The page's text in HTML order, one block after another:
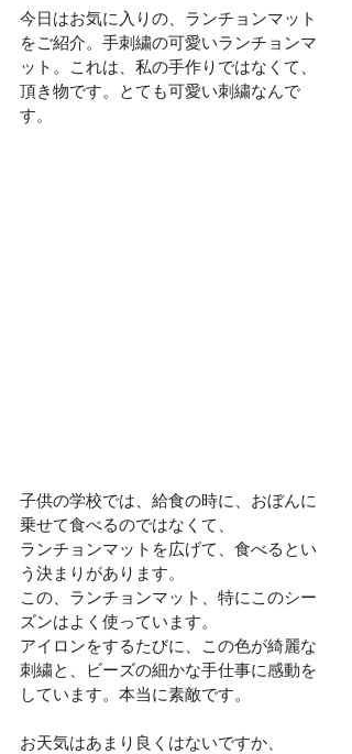
今日はお気に入りの、ランチョンマット
をご紹介。手刺繍の可愛いランチョンマ
ット。これは、私の手作りではなくて、
頂き物です。とても可愛い刺繍なんで
す。
子供の学校では、給食の時に、おぼんに
乗せて食べるのではなくて、
ランチョンマットを広げて、食べるとい
う決まりがあります。
この、ランチョンマット、特にこのシー
ズンはよく使っています。
アイロンをするたびに、この色が綺麗な
刺繍と、ビーズの細かな手仕事に感動を
しています。本当に素敵です。
お天気はあまり良くはないですか、